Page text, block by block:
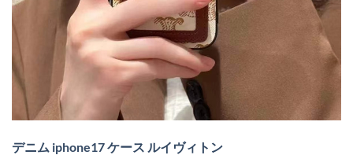
デニム iphone17 ケース ルイヴィトン